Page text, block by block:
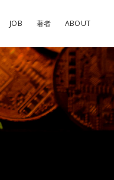
JOB 著者 ABOUT